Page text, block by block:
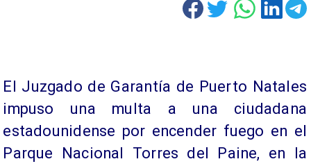
El Juzgado de Garantía de Puerto Natales
impuso una multa a una ciudadana
estadounidense por encender fuego en el
Parque Nacional Torres del Paine, en la